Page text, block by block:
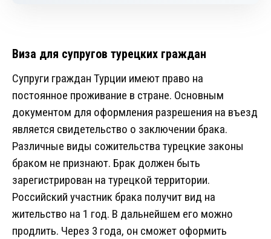
Виза для супругов турецких граждан
Супруги граждан Турции имеют право на
постоянное проживание в стране. Основным
документом для оформления разрешения на въезд
является свидетельство о заключении брака.
Различные виды сожительства турецкие законы
браком не признают. Брак должен быть
зарегистрирован на турецкой территории.
Российский участник брака получит вид на
жительство на 1 год. В дальнейшем его можно
продлить. Через 3 года, он сможет оформить